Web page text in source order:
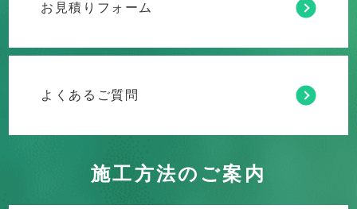
お見積りフォーム
よくあるご質問
施工方法のご案内